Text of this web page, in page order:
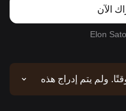
الآن
ولم يتم إدراج هذه